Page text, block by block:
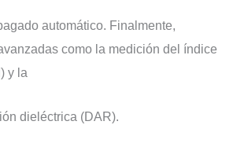
automático. Finalmente,
como la medición del índice
y la
dieléctrica (DAR).